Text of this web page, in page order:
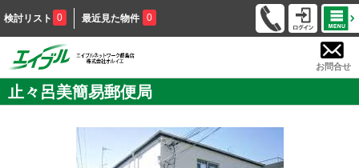
検討リスト 0 最近見た物件 0
お問合せ
止々呂美簡易郵便局